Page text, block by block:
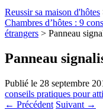
Reussir sa maison d'hôtes
Chambres d’hôtes : 9
étrangers > Panneau
Panneau
Publié le 28 septembre
conseils pratiques pour
← Précédent Suivant →